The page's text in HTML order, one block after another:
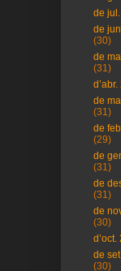
de
de
(30)
de
(31)
de
(31)
de
(29)
de
(31)
de
(31)
de
(30)
d’oct.
de
(30)